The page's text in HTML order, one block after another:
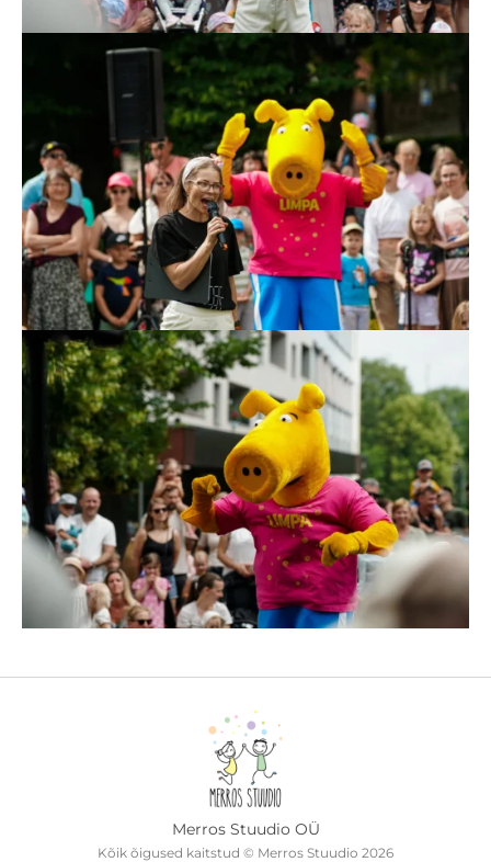
Merros Stuudio OÜ
Kõik õigused kaitstud © Merros Stuudio 2026